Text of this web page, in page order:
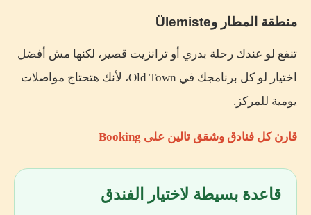
منطقة المطار وÜlemiste
تنفع لو عندك رحلة بدري أو ترانزيت قصير، لكنها مش أفضل
اختيار لو كل برنامجك في Old Town، لأنك هتحتاج مواصلات
يومية للمركز.
قارن كل فنادق وشقق تالين على Booking
قاعدة بسيطة لاختيار الفندق